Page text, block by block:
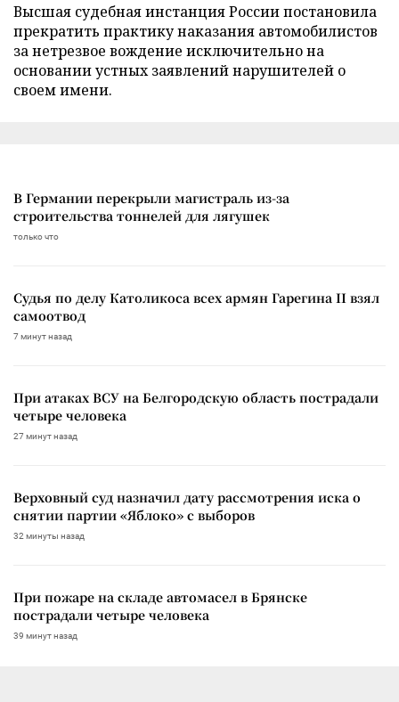
Высшая судебная инстанция России постановила
прекратить практику наказания автомобилистов
за нетрезвое вождение исключительно на
основании устных заявлений нарушителей о
своем имени.
В Германии перекрыли магистраль из-за
строительства тоннелей для лягушек
только что
Судья по делу Католикоса всех армян Гарегина II взял
самоотвод
7 минут назад
При атаках ВСУ на Белгородскую область пострадали
четыре человека
27 минут назад
Верховный суд назначил дату рассмотрения иска о
снятии партии «Яблоко» с выборов
32 минуты назад
При пожаре на складе автомасел в Брянске
пострадали четыре человека
39 минут назад